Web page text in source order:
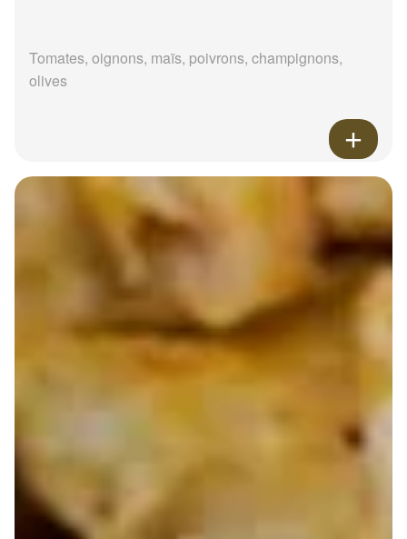
Tomates, oignons, maïs, poivrons, champignons,
olives